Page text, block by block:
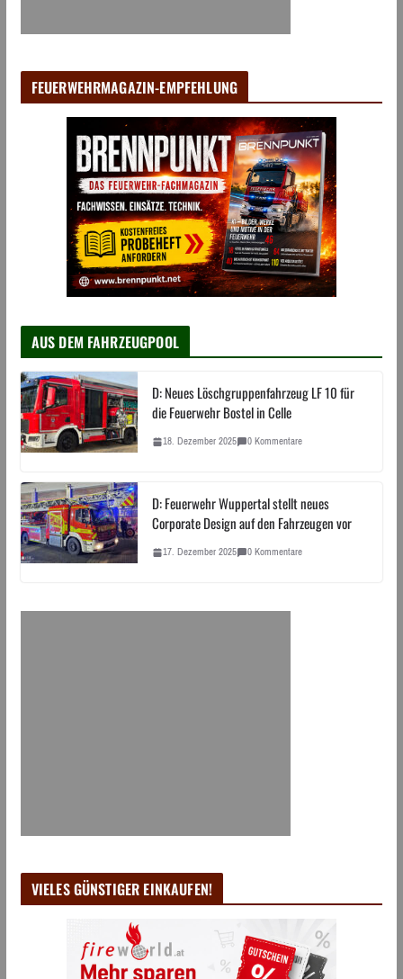
FEUERWEHRMAGAZIN-EMPFEHLUNG
AUS DEM FAHRZEUGPOOL
D: Neues Löschgruppenfahrzeug LF 10 für
die Feuerwehr Bostel in Celle
18. Dezember 2025 0 Kommentare
D: Feuerwehr Wuppertal stellt neues
Corporate Design auf den Fahrzeugen vor
17. Dezember 2025 0 Kommentare
VIELES GÜNSTIGER EINKAUFEN!